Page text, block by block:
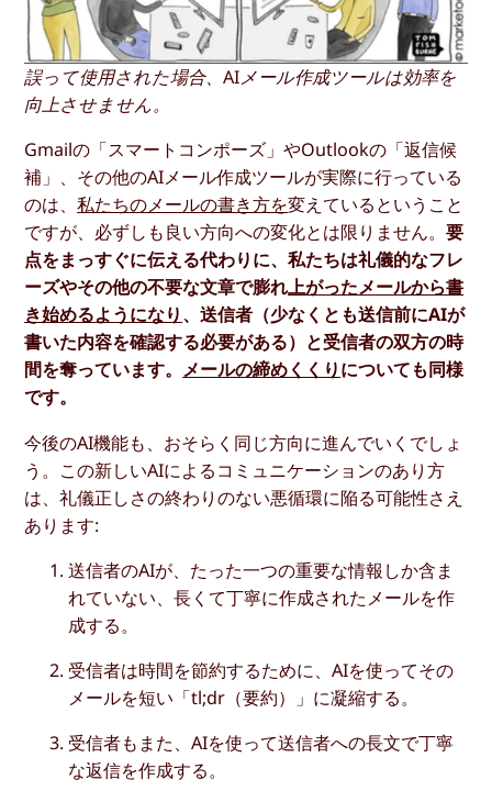
誤って使用された場合、AIメール作成ツールは効率を
向上させません。
Gmailの「スマートコンポーズ」やOutlookの「返信候
補」、その他のAIメール作成ツールが実際に行っている
のは、私たちのメールの書き方を変えているということ
ですが、必ずしも良い方向への変化とは限りません。要
点をまっすぐに伝える代わりに、私たちは礼儀的なフレ
ーズやその他の不要な文章で膨れ上がったメールから書
き始めるようになり、送信者（少なくとも送信前にAIが
書いた内容を確認する必要がある）と受信者の双方の時
間を奪っています。 メールの締めくくりについても同様
です。
今後のAI機能も、おそらく同じ方向に進んでいくでしょ
う。この新しいAIによるコミュニケーションのあり方
は、礼儀正しさの終わりのない悪循環に陥る可能性さえ
あります:
送信者のAIが、たった一つの重要な情報しか含ま
れていない、長くて丁寧に作成されたメールを作
成する。
受信者は時間を節約するために、AIを使ってその
メールを短い「tl;dr（要約）」に凝縮する。
受信者もまた、AIを使って送信者への長文で丁寧
な返信を作成する。